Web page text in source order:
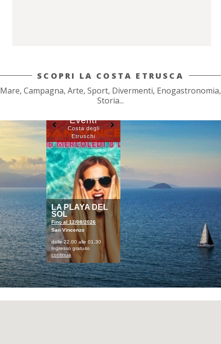
SCOPRI LA COSTA ETRUSCA
Mare, Campagna, Arte, Sport, Divermenti, Enogastronomia,
Storia...